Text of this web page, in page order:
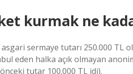
kurmak ne
sermaye tutarı 250.000 TL
eden halka açık olmayan
tutar 100.000 TL idi).